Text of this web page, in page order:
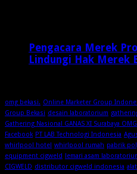
Pengacara Merek
Lindungi Hak Merek
omg bekasi. Online Marketer Group
Group Bekasi desain laboratorium
Gathering Nasional GANAS XI Surabaya OMG
Facebook PT LAB Technologi Indonesia
whirlpool hotel whirlpool rumah pabrik
equipment cigweld lemari asam
CIGWELD distributor cigweld indonesia